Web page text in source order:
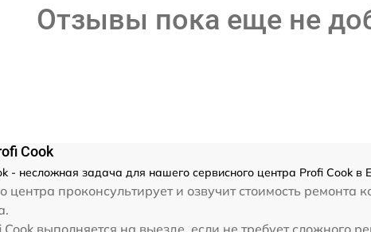
Отзывы пока еще не
Cook
задача для нашего сервисного центра Profi Cook в
центра проконсультирует и озвучит стоимость